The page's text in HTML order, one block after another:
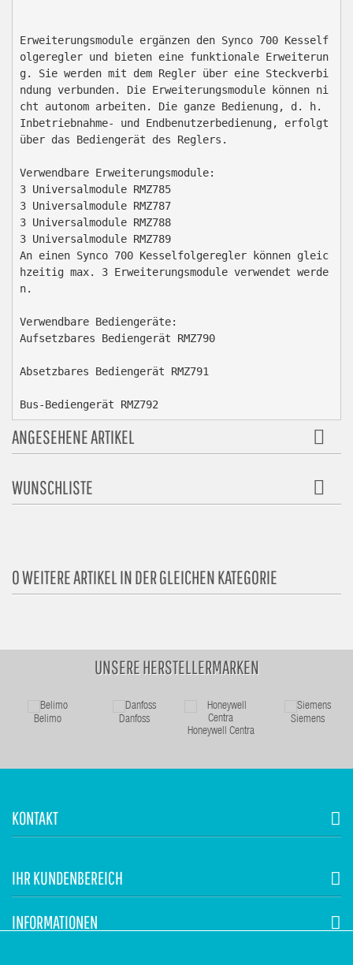
Erweiterungsmodule ergänzen den Synco 700 Kesself
olgeregler und bieten eine funktionale Erweiterun
g. Sie werden mit dem Regler über eine Steckverbi
ndung verbunden. Die Erweiterungsmodule können ni
cht autonom arbeiten. Die ganze Bedienung, d. h.
Inbetriebnahme- und Endbenutzerbedienung, erfolgt
über das Bediengerät des Reglers.
Verwendbare Erweiterungsmodule:
3 Universalmodule RMZ785
3 Universalmodule RMZ787
3 Universalmodule RMZ788
3 Universalmodule RMZ789
An einen Synco 700 Kesselfolgeregler können gleic
hzeitig max. 3 Erweiterungsmodule verwendet werde
n.
Verwendbare Bediengeräte:
Aufsetzbares Bediengerät RMZ790
Absetzbares Bediengerät RMZ791
Bus-Bediengerät RMZ792
ANGESEHENE ARTIKEL
WUNSCHLISTE
0 WEITERE ARTIKEL IN DER GLEICHEN KATEGORIE
UNSERE HERSTELLERMARKEN
Belimo
Danfoss
Honeywell Centra
Siemens
KONTAKT
IHR KUNDENBEREICH
INFORMATIONEN